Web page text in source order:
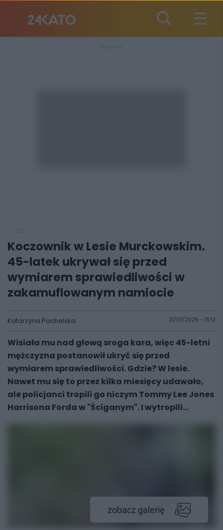
Koczownik w Lesie Murckowskim.
45-latek ukrywał się przed
wymiarem sprawiedliwości w
zakamuflowanym namiocie
Katarzyna Pachelska 31/07/2025 - 15:12
Wisiała mu nad głową sroga kara, więc 45-letni
mężczyzna postanowił ukryć się przed
wymiarem sprawiedliwości. Gdzie? W lesie.
Nawet mu się to przez kilka miesięcy udawało,
ale policjanci tropili go niczym Tommy Lee Jones
Harrisona Forda w "Ściganym". I wytropili...
zobacz galerię